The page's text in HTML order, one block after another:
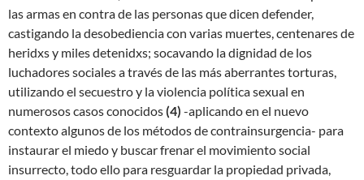
las armas en contra de las personas que dicen defender,
castigando la desobediencia con varias muertes, centenares de
heridxs y miles detenidxs; socavando la dignidad de los
luchadores sociales a través de las más aberrantes torturas,
utilizando el secuestro y la violencia política sexual en
numerosos casos conocidos(4) -aplicando en el nuevo
contexto algunos de los métodos de contrainsurgencia- para
instaurar el miedo y buscar frenar el movimiento social
insurrecto, todo ello para resguardar la propiedad privada,